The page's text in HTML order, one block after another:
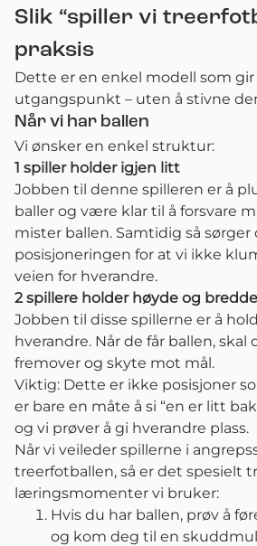
Slik “spiller vi
praksis
Dette er en enkel modell som gir
utgangspunkt – uten å stivne
Når vi har ballen
Vi ønsker en enkel struktur:
1 spiller holder igjen litt
Jobben til denne spilleren er å
baller og være klar til å forsvare
mister ballen. Samtidig så sørger
posisjoneringen for at vi ikke
veien for hverandre.
2 spillere holder høyde og bredde
Jobben til disse spillerne er å
hverandre. Når de får ballen, skal
fremover og skyte mot mål.
Viktig: Dette er ikke posisjoner
er bare en måte å si “en er litt
og vi prøver å gi hverandre plass.
Når vi veileder spillerne i
treerfotballen, så er det spesielt
læringsmomenter vi bruker:
Hvis du har ballen, prøv å
og kom deg til en